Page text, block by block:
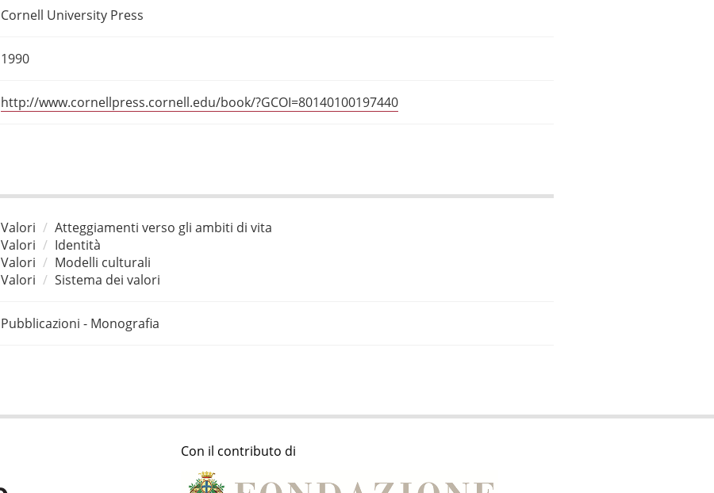
Cornell University Press
1990
http://www.cornellpress.cornell.edu/book/?GCOI=80140100197440
Valori
Atteggiamenti verso gli ambiti di vita
Valori
Identità
Valori
Modelli culturali
Valori
Sistema dei valori
Pubblicazioni - Monografia
Con il contributo di